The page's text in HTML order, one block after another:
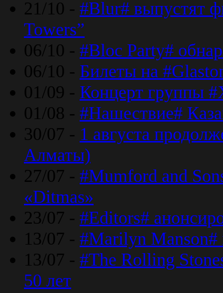
21/10 - #Blur# выпустят
Towers”
06/10 - #Bloc Party#
06/10 - Билеты на
01/09 - Концерт группы
01/08 - #Нашествие#
30/07 - 1 августа
Алматы)
27/07 - #Mumford and
«Ditmas»
23/07 - #Editors#
13/07 - #Marilyn Manson#
13/07 - #The Rolling
50 лет